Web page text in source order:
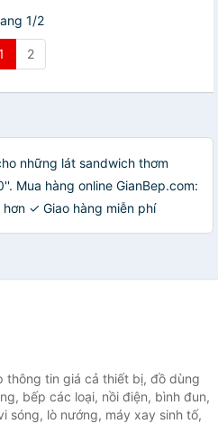
1/2
2
những lát sandwich thơm
Mua hàng online GianBep.com:
✓ Giao hàng miễn phí
thông tin giá cả thiết bị, đồ dùng
bếp các loại, nồi điện, bình đun,
sóng, lò nướng, máy xay sinh tố,